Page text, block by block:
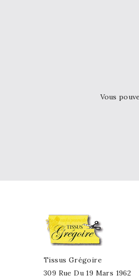
Vous
Tissus Grégoire
309 Rue Du 19 Mars 1962